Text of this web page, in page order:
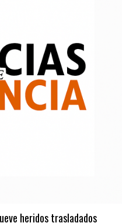
heridos trasladados